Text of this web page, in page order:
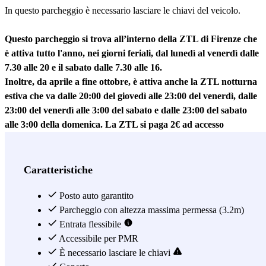
In questo parcheggio è necessario lasciare le chiavi del veicolo.
Questo parcheggio si trova all’interno della ZTL di Firenze che
è attiva tutto l'anno, nei giorni feriali, dal lunedì al venerdì dalle
7.30 alle 20 e il sabato dalle 7.30 alle 16.
Inoltre, da aprile a fine ottobre, è attiva anche la ZTL notturna
estiva che va dalle 20:00 del giovedì alle 23:00 del venerdì, dalle
23:00 del venerdì alle 3:00 del sabato e dalle 23:00 del sabato
alle 3:00 della domenica. La ZTL si paga 2€ ad accesso
I veicoli a benzina Euro 1 e diesel Euro 2 NON possono
Situato nella centralissima Via Palazzuolo, il parcheggio
MuoviAmo Palazzuoloè la soluzione perfetta per parcheggiare a
Firenze: coperto, aperto dalle 6 del mattino alle 2 di notte e dotato di
Caratteristiche
Posto auto garantito
Parcheggio con altezza massima permessa (3.2m)
Entrata flessibile
Accessibile per PMR
È necessario lasciare le chiavi